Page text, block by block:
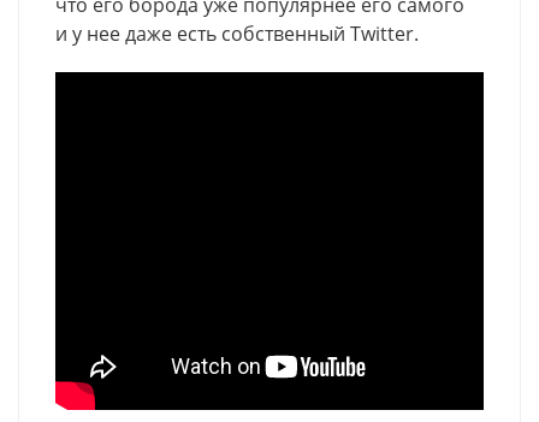
и у нее даже есть собственный Twitter.